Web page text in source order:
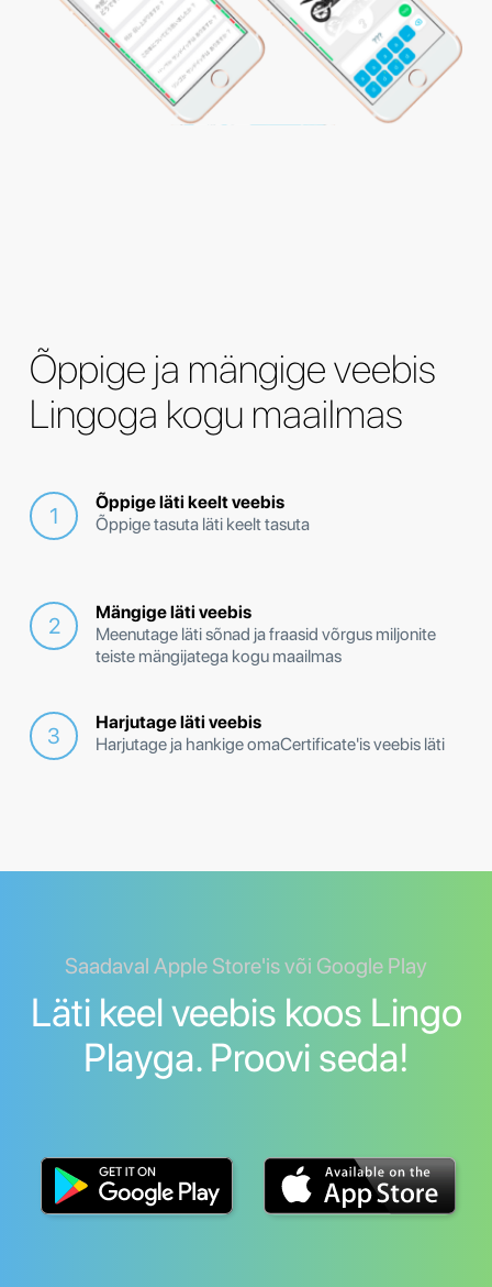
Õppige ja mängige veebis
Lingoga kogu maailmas
Õppige läti keelt veebis
Õppige tasuta läti keelt tasuta
Mängige läti veebis
Meenutage läti sõnad ja fraasid võrgus miljonite
teiste mängijatega kogu maailmas
Harjutage läti veebis
Harjutage ja hankige omaCertificate'is veebis läti
Saadaval Apple Store'is või Google Play
Läti keel veebis koos Lingo
Playga. Proovi seda!